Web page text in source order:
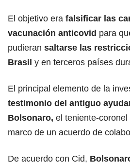
El objetivo era falsificar las
vacunación anticovid para
pudieran saltarse las
Brasil y en terceros países
El principal elemento de la
testimonio del antiguo
Bolsonaro, el teniente-
marco de un acuerdo de
De acuerdo con Cid,